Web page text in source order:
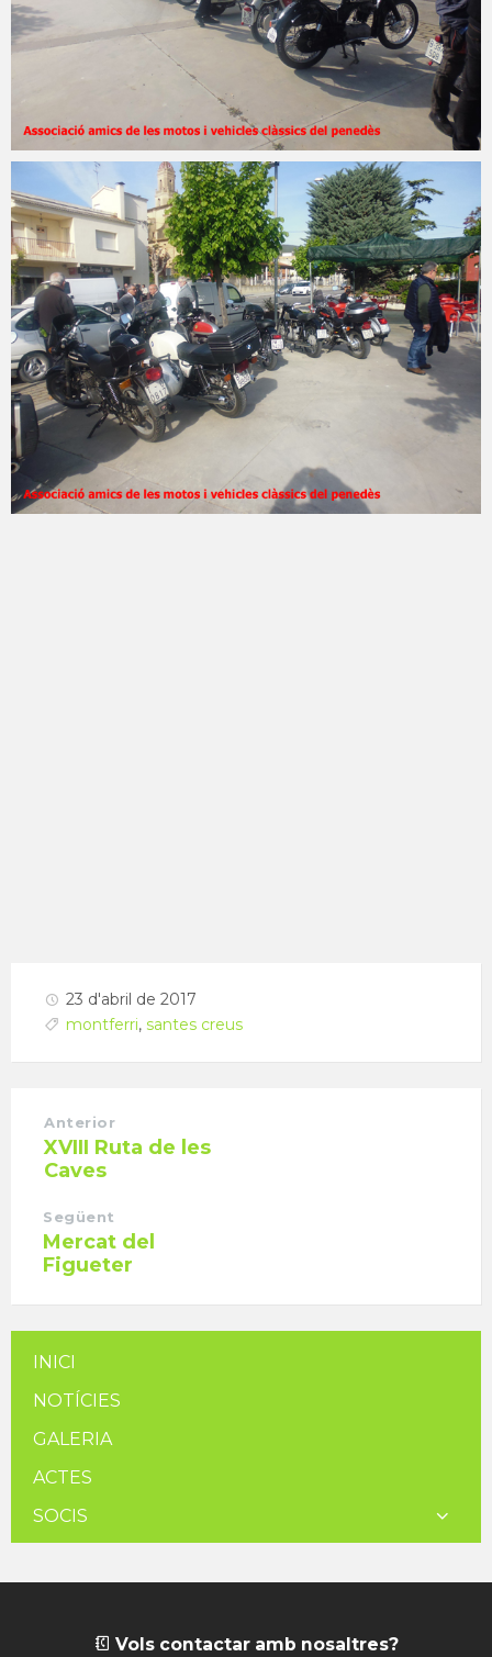
23 d'abril de 2017
montferri, santes creus
Anterior
XVIII Ruta de les
Caves
Següent
Mercat del
Figueter
INICI
NOTÍCIES
GALERIA
ACTES
SOCIS
Vols contactar amb nosaltres?